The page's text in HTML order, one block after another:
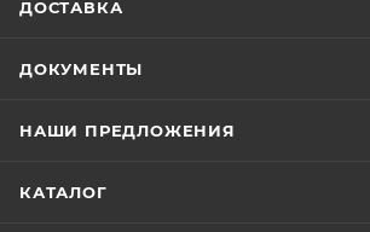
ДОСТАВКА
ДОКУМЕНТЫ
НАШИ ПРЕДЛОЖЕНИЯ
КАТАЛОГ